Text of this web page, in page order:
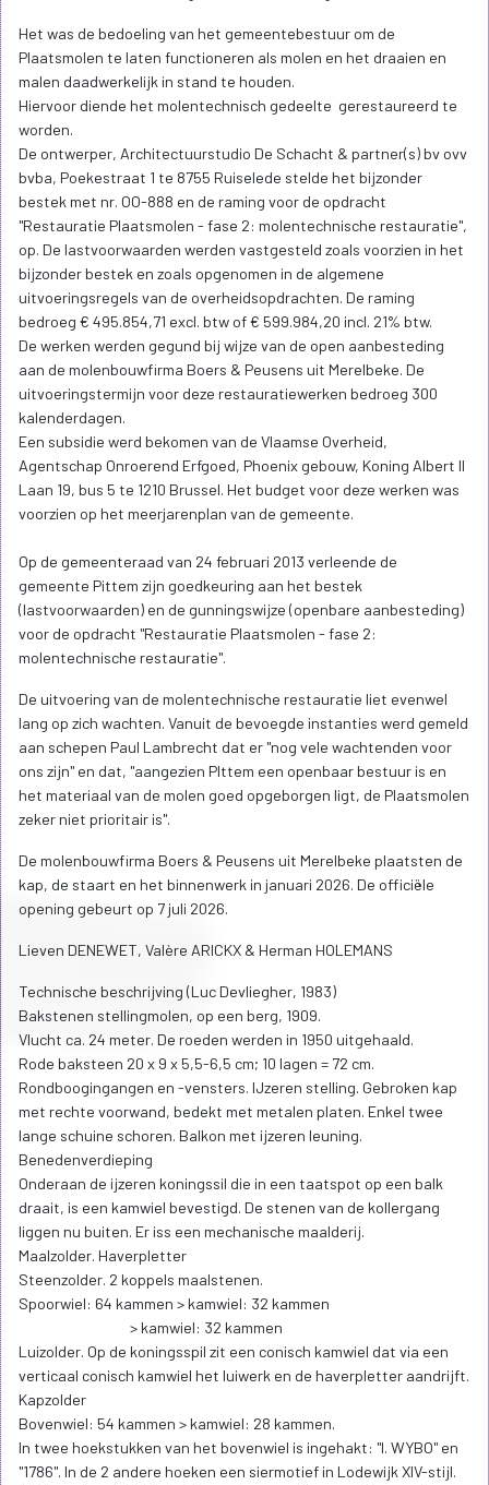
Het was de bedoeling van het gemeentebestuur om de
Plaatsmolen te laten functioneren als molen en het draaien en
malen daadwerkelijk in stand te houden.
Hiervoor diende het molentechnisch gedeelte gerestaureerd te
worden.
De ontwerper, Architectuurstudio De Schacht & partner(s) bv ovv
bvba, Poekestraat 1 te 8755 Ruiselede stelde het bijzonder
bestek met nr. OO-888 en de raming voor de opdracht
"Restauratie Plaatsmolen - fase 2: molentechnische restauratie",
op. De lastvoorwaarden werden vastgesteld zoals voorzien in het
bijzonder bestek en zoals opgenomen in de algemene
uitvoeringsregels van de overheidsopdrachten. De raming
bedroeg € 495.854,71 excl. btw of € 599.984,20 incl. 21% btw.
De werken werden gegund bij wijze van de open aanbesteding
aan de molenbouwfirma Boers & Peusens uit Merelbeke. De
uitvoeringstermijn voor deze restauratiewerken bedroeg 300
kalenderdagen.
Een subsidie werd bekomen van de Vlaamse Overheid,
Agentschap Onroerend Erfgoed, Phoenix gebouw, Koning Albert II
Laan 19, bus 5 te 1210 Brussel. Het budget voor deze werken was
voorzien op het meerjarenplan van de gemeente.
Op de gemeenteraad van 24 februari 2013 verleende de
gemeente Pittem zijn goedkeuring aan het bestek
(lastvoorwaarden) en de gunningswijze (openbare aanbesteding)
voor de opdracht "Restauratie Plaatsmolen - fase 2:
molentechnische restauratie".
De uitvoering van de molentechnische restauratie liet evenwel
lang op zich wachten. Vanuit de bevoegde instanties werd gemeld
aan schepen Paul Lambrecht dat er "nog vele wachtenden voor
ons zijn" en dat, "aangezien PIttem een openbaar bestuur is en
het materiaal van de molen goed opgeborgen ligt, de Plaatsmolen
zeker niet prioritair is".
De molenbouwfirma Boers & Peusens uit Merelbeke plaatsten de
kap, de staart en het binnenwerk in januari 2026. De officiële
opening gebeurt op 7 juli 2026.
Lieven DENEWET, Valère ARICKX & Herman HOLEMANS
Technische beschrijving (Luc Devliegher, 1983)
Bakstenen stellingmolen, op een berg, 1909.
Vlucht ca. 24 meter. De roeden werden in 1950 uitgehaald.
Rode baksteen 20 x 9 x 5,5-6,5 cm; 10 lagen = 72 cm.
Rondboogingangen en -vensters. IJzeren stelling. Gebroken kap
met rechte voorwand, bedekt met metalen platen. Enkel twee
lange schuine schoren. Balkon met ijzeren leuning.
Benedenverdieping
Onderaan de ijzeren koningssil die in een taatspot op een balk
draait, is een kamwiel bevestigd. De stenen van de kollergang
liggen nu buiten. Er iss een mechanische maalderij.
Maalzolder. Haverpletter
Steenzolder. 2 koppels maalstenen.
Spoorwiel: 64 kammen > kamwiel: 32 kammen
> kamwiel: 32 kammen
Luizolder. Op de koningsspil zit een conisch kamwiel dat via een
verticaal conisch kamwiel het luiwerk en de haverpletter aandrijft.
Kapzolder
Bovenwiel: 54 kammen > kamwiel: 28 kammen.
In twee hoekstukken van het bovenwiel is ingehakt: "I. WYBO" en
"1786". In de 2 andere hoeken een siermotief in Lodewijk XIV-stijl.